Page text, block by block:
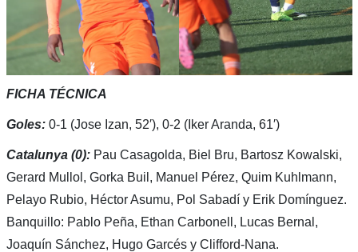
FICHA TÉCNICA
Goles:0-1 (Jose Izan, 52′), 0-2 (Iker Aranda, 61′)
Catalunya (0):Pau Casagolda, Biel Bru, Bartosz Kowalski,
Gerard Mullol, Gorka Buil, Manuel Pérez, Quim Kuhlmann,
Pelayo Rubio, Héctor Asumu, Pol Sabadí y Erik Domínguez.
Banquillo: Pablo Peña, Ethan Carbonell, Lucas Bernal,
Joaquín Sánchez, Hugo Garcés y Clifford-Nana.